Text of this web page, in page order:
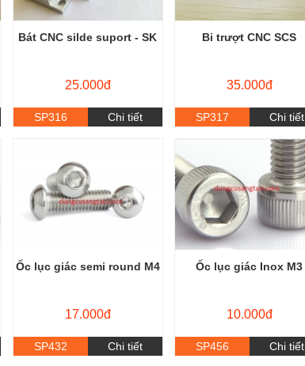
Bát CNC silde suport - SK
25.000đ
SP316 Chi tiết
Bi trượt CNC SCS
35.000đ
SP317 Chi tiết
Ốc lục giác semi round M4
17.000đ
SP432 Chi tiết
Ốc lục giác Inox M3
10.000đ
SP456 Chi tiết